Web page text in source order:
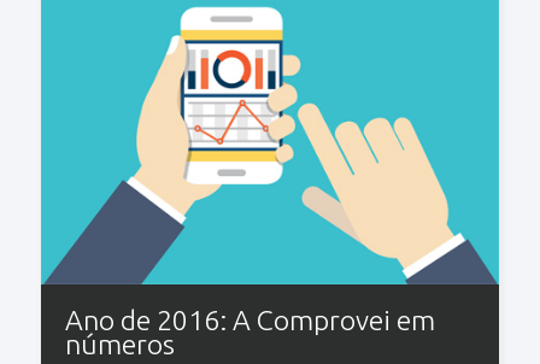
Ano de 2016: A Comprovei em
números